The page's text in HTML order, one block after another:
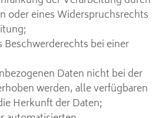
oder eines Widerspruchsrechts
Beschwerderechts bei einer
Daten nicht bei der
werden, alle verfügbaren
Herkunft der Daten;